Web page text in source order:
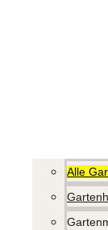
Alle